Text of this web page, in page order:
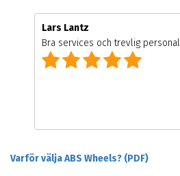
Lars Lantz
Bra services och trevlig
Varför välja ABS Wheels? (PDF)